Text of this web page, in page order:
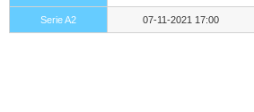
Serie A2 07-11-2021 17:00